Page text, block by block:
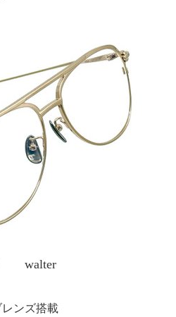
walter
ズ搭載